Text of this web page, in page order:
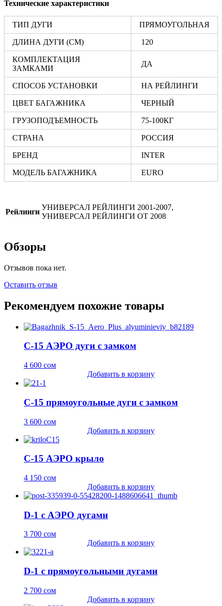
Технические характеристики
ТИП ДУГИ ПРЯМОУГОЛЬНАЯ
ДЛИНА ДУГИ (СМ) 120
КОМПЛЕКТАЦИЯ
ЗАМКАМИ
ДА
СПОСОБ УСТАНОВКИ НА РЕЙЛИНГИ
ЦВЕТ БАГАЖНИКА ЧЕРНЫЙ
ГРУЗОПОДЪЕМНОСТЬ 75-100КГ
СТРАНА РОССИЯ
БРЕНД INTER
МОДЕЛЬ БАГАЖНИКА EURO
Рейлинги
УНИВЕРСАЛ РЕЙЛИНГИ 2001-2007,
УНИВЕРСАЛ РЕЙЛИНГИ ОТ 2008
Обзоры
Отзывов пока нет.
Оставить отзыв
Рекомендуем похожие товары
C-15 АЭРО дуги с замком
4 600 сом
Добавить в корзину
C-15 прямоугольные дуги с замком
3 600 сом
Добавить в корзину
С-15 АЭРО крыло
4 150 сом
Добавить в корзину
D-1 с АЭРО дугами
3 700 сом
Добавить в корзину
D-1 с прямоугольными дугами
2 700 сом
Добавить в корзину